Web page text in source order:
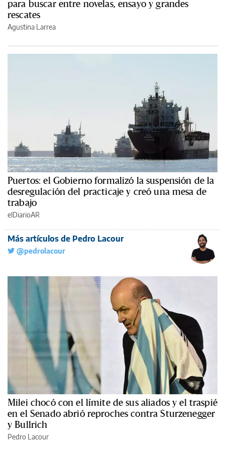
para buscar entre novelas, ensayo y grandes
rescates
Agustina Larrea
Puertos: el Gobierno formalizó la suspensión de la
desregulación del practicaje y creó una mesa de
trabajo
elDiarioAR
Más artículos de Pedro Lacour
@pedrolacour
Milei chocó con el límite de sus aliados y el traspié
en el Senado abrió reproches contra Sturzenegger
y Bullrich
Pedro Lacour